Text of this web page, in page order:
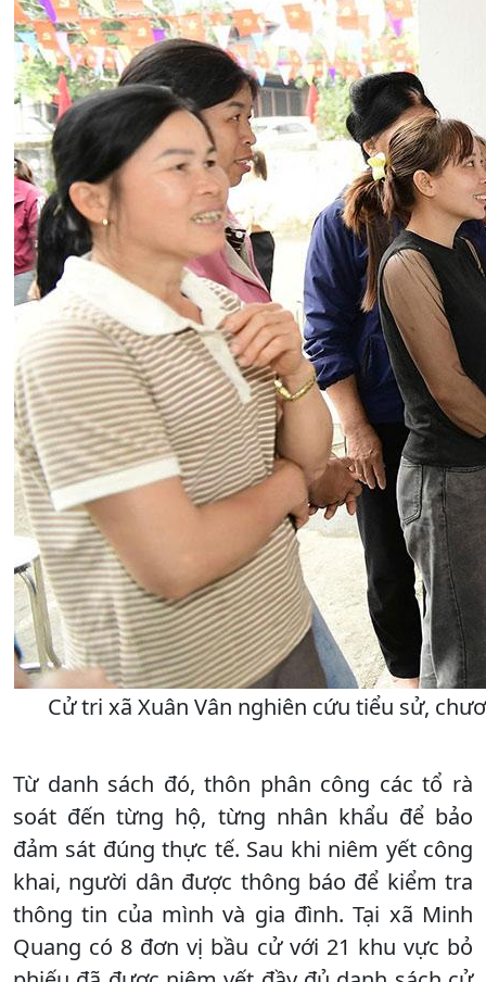
Cử tri xã Xuân Vân nghiên cứu tiểu sử,
Từ danh sách đó, thôn phân công các tổ rà
soát đến từng hộ, từng nhân khẩu để bảo
đảm sát đúng thực tế. Sau khi niêm yết công
khai, người dân được thông báo để kiểm tra
thông tin của mình và gia đình. Tại xã Minh
Quang có 8 đơn vị bầu cử với 21 khu vực bỏ